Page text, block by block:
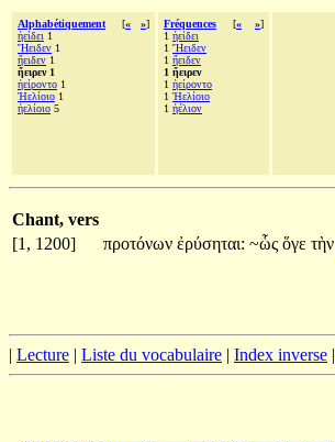
Alphabétiquement [« »]
ἠείδει 1
Ἤειδεν 1
ἤειδεν 1
ἤειρεν 1
ἠείροντο 1
Ἠελίοιο 1
ἠελίοιο 5
Fréquences [« »]
1 ἠείδει
1 Ἤειδεν
1 ἤειδεν
1 ἤειρεν
1 ἠείροντο
1 Ἠελίοιο
1 ἠέλιον
Chant, vers
[1, 1200]
προτόνων ἐρύσηται: ~ὧς ὅγε τὴν
| Lecture | Liste du vocabulaire | Index inverse |